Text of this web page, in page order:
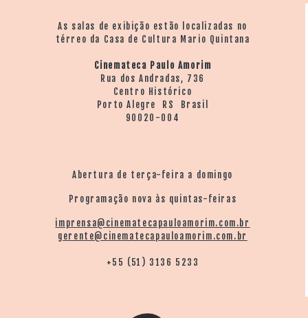
As salas de exibição estão localizadas no
térreo da Casa de Cultura Mario Quintana
Cinemateca Paulo Amorim
Rua dos Andradas, 736
Centro Histórico
Porto Alegre RS Brasil
90020-004
Abertura de terça-feira a domingo
Programação nova às quintas-feiras
imprensa@cinematecapauloamorim.com.br
gerente@cinematecapauloamorim.com.br
+55 (51) 3136 5233